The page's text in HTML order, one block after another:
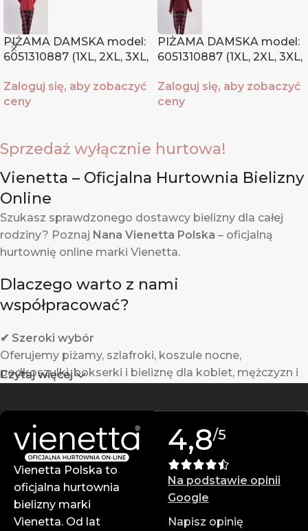
PIŻAMA DAMSKA model:
6051310887 (1XL, 2XL, 3XL,
Zaloguj się, aby zobaczyć
ceny
PIŻAMA DAMSKA model:
6051310887 (1XL, 2XL, 3XL,
Zaloguj się, aby zobaczyć
ceny
Sprzedaż wyłącznie hurtowa!
Vienetta – Oficjalna Hurtownia Bielizny
Online
Szukasz sprawdzonego dostawcy bielizny dla całej
rodziny? Poznaj Nana Vienetta Polska – oficjalną
hurtownię online marki Vienetta.
Dlaczego warto z nami
współpracować?
✔ Szeroki wybór
Oferujemy piżamy, szlafroki, koszule nocne,
podkoszulki, bokserki i bieliznę dla kobiet, mężczyzn i
Produkty Vienetta powstają w Turcji z wysokiej jakości
materiałów – są trwałe i komfortowe w noszeniu.
✔ Atrakcyjne ceny hurtowe
Zarabiaj więcej dzięki konkurencyjnym cenom i
wysokim marżom.
Czytaj więcej
Vienetta Polska to
oficjalna hurtownia
bielizny marki
Vienetta. Od lat
4,8/5
Na podstawie opinii
Google
Napisz opinię